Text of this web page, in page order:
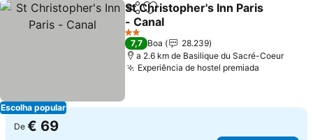
Escolha popular
PartilharAdicionar aos favoritos
St Christopher's Inn Paris
- Canal
Ver preços
2 Estrelas
7,7 Boa
28.239
a 2.6 km de Basilique du Sacré-Coeur
Experiência de hostel premiada
De € 69